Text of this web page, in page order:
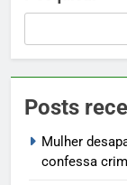
Posts
Mulher
confessa